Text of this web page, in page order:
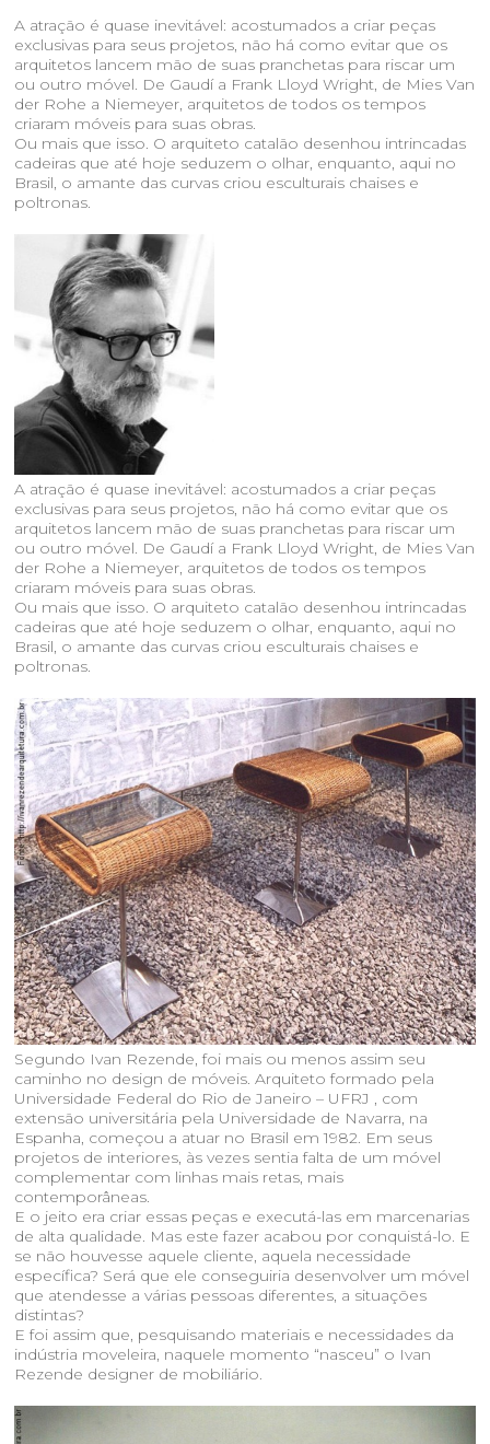
sala de imprensa
contato
A atração é quase inevitável: acostumados a criar peças
exclusivas para seus projetos, não há como evitar que os
arquitetos lancem mão de suas pranchetas para riscar um
ou outro móvel. De Gaudí a Frank Lloyd Wright, de Mies Van
der Rohe a Niemeyer, arquitetos de todos os tempos
criaram móveis para suas obras.
Ou mais que isso. O arquiteto catalão desenhou intrincadas
cadeiras que até hoje seduzem o olhar, enquanto, aqui no
Brasil, o amante das curvas criou esculturais chaises e
poltronas.
A atração é quase inevitável: acostumados a criar peças
exclusivas para seus projetos, não há como evitar que os
arquitetos lancem mão de suas pranchetas para riscar um
ou outro móvel. De Gaudí a Frank Lloyd Wright, de Mies Van
der Rohe a Niemeyer, arquitetos de todos os tempos
criaram móveis para suas obras.
Ou mais que isso. O arquiteto catalão desenhou intrincadas
cadeiras que até hoje seduzem o olhar, enquanto, aqui no
Brasil, o amante das curvas criou esculturais chaises e
poltronas.
Segundo Ivan Rezende, foi mais ou menos assim seu
caminho no design de móveis. Arquiteto formado pela
Universidade Federal do Rio de Janeiro – UFRJ , com
extensão universitária pela Universidade de Navarra, na
Espanha, começou a atuar no Brasil em 1982. Em seus
projetos de interiores, às vezes sentia falta de um móvel
complementar com linhas mais retas, mais
contemporâneas.
E o jeito era criar essas peças e executá-las em marcenarias
de alta qualidade. Mas este fazer acabou por conquistá-lo. E
se não houvesse aquele cliente, aquela necessidade
específica? Será que ele conseguiria desenvolver um móvel
que atendesse a várias pessoas diferentes, a situações
distintas?
E foi assim que, pesquisando materiais e necessidades da
indústria moveleira, naquele momento “nasceu” o Ivan
Rezende designer de mobiliário.